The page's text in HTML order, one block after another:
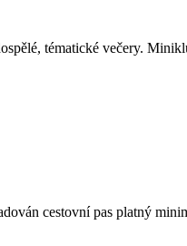
tématické večery.
cestovní pas platný